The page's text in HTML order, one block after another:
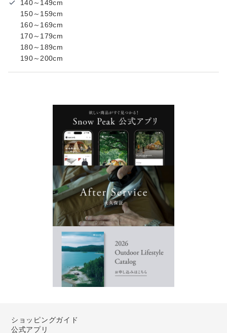
140～149cm
150～159cm
160～169cm
170～179cm
180～189cm
190～200cm
ショッピングガイド
公式アプリ